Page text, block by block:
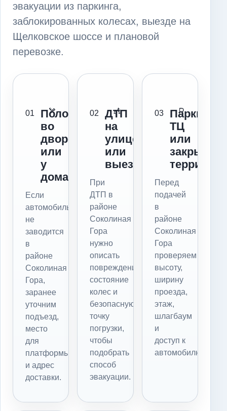
эвакуации из паркинга,
заблокированных колесах, выезде на
Щелковское шоссе и плановой
перевозке.
01
Поломка
во
дворе
или
у
дома
Если
автомобиль
не
заводится
в
районе
Соколиная
Гора,
заранее
уточним
подъезд,
место
для
платформы
и адрес
доставки.
02
ДТП
на
улице
или
выезде
При
ДТП в
районе
Соколиная
Гора
нужно
описать
повреждения,
состояние
колес и
безопасную
точку
погрузки,
чтобы
подобрать
способ
эвакуации.
03
Паркинг,
ТЦ
или
закрытая
Перед
подачей
в
районе
Соколиная
Гора
проверяем
высоту,
ширину
проезда,
этаж,
шлагбаум
и
доступ к
автомобилю.